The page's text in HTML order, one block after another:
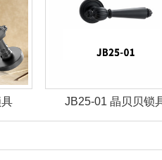
JB25-01 晶贝贝锁